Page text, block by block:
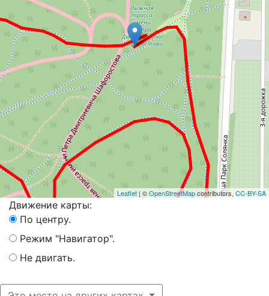
Leaflet | ©OpenStreetMapcontributors, CC-BY-SA
Движение карты:
По центру.
Режим "Навигатор".
Не двигать.